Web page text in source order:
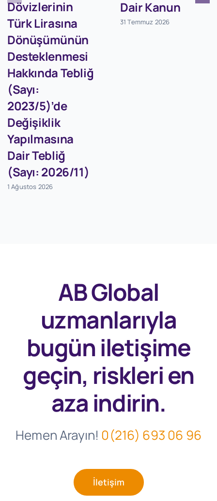
Dövizlerinin
Türk Lirasına
Dönüşümünün
Desteklenmesi
Hakkında Tebliğ
(Sayı:
2023/5)’de
Değişiklik
Yapılmasına
Dair Tebliğ
(Sayı: 2026/11)
1 Ağustos 2026
Dair Kanun
31 Temmuz 2026
AB Global
uzmanlarıyla
bugüniletişime
geçin, riskleri en
aza indirin.
Hemen Arayın! 0(216) 693 06 96
İletişim